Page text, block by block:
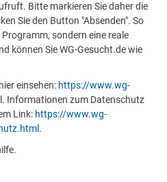
Bitte markieren Sie daher die
Sie den Button "Absenden". So
sondern eine reale
können Sie WG-Gesucht.de wie
einsehen: https://www.wg-
. Informationen zum Datenschutz
Link: https://www.wg-
.